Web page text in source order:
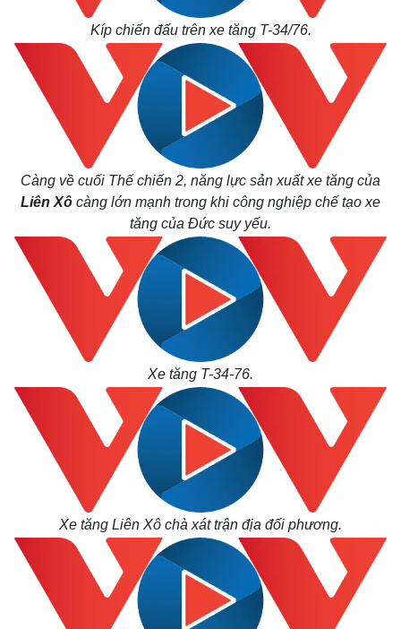
Thế giới
Quan sát
Cuộc sống đó đây
Multimedia
Video
E-Magazine
Infographic
Kíp chiến đấu trên xe tăng T-34/76.
Càng về cuối Thế chiến 2, năng lực sản xuất xe tăng của
Liên Xô càng lớn mạnh trong khi công nghiệp chế tạo xe
tăng của Đức suy yếu.
Xe tăng T-34-76.
Xe tăng Liên Xô chà xát trận địa đối phương.